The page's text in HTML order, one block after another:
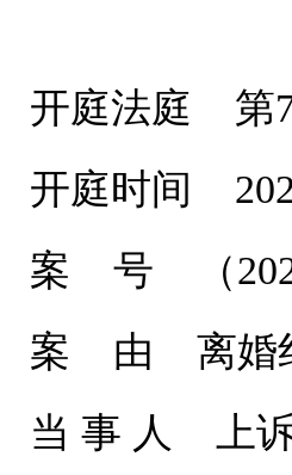
开庭法庭 第
开庭时间
案 号 （
案 由 离婚
当 事 人 上